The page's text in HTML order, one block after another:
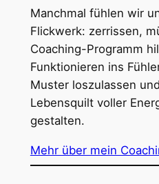
Manchmal fühlen wir
Flickwerk: zerrissen,
Coaching-Programm
Funktionieren ins
Muster loszulassen
Lebensquilt voller
gestalten.
Mehr über mein